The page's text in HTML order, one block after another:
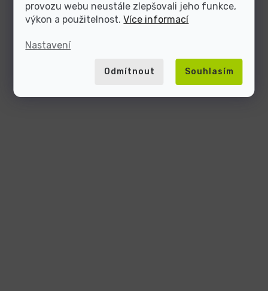
provozu webu neustále zlepšovali jeho funkce,
výkon a použitelnost.Více informací
Nastavení
Odmítnout Souhlasím